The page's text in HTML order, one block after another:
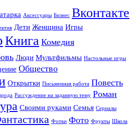
Аксессуары Бизнес Вконтакте
Дети Женщина Игры
Книга Комедия
Люди Мультфильмы Настольные игры
Общество
Открытки Письменная работа Повесть
Рассуждение на заданную тему Роман
Своими руками Семья Сериалы
Фотки Фото Фрукты Школа